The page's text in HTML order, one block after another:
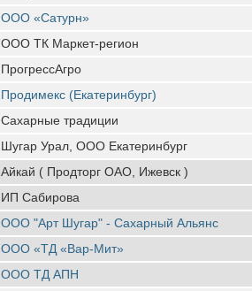
ООО «Сатурн»
ООО ТК Маркет-регион
ПрогрессАгро
Продимекс (Екатеринбург)
Сахарные традиции
Шугар Урал, ООО Екатеринбург
Айкай ( Продторг ОАО, Ижевск )
ИП Сабирова
ООО "Арт Шугар" - Сахарный Альянс
ООО «ТД «Вар-Мит»
ООО ТД АПН